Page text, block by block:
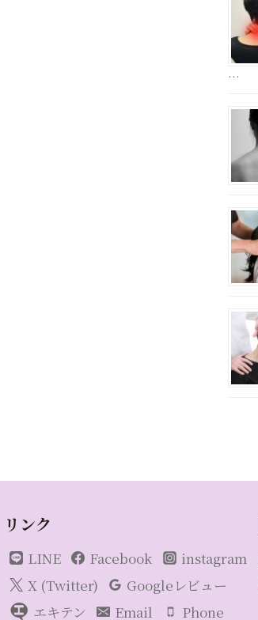
…
リンク
LINE Facebook
instagram
X (Twitter)
Googleレビュー
エキテン
Email Phone